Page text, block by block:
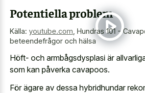
Potentiella problem
Källa: youtube.com Hundras 101 -
beteendefrågor och hälsa
Höft- och armbågsdysplasi är
som kan påverka cavapoos.
För ägare av dessa hybridhundar